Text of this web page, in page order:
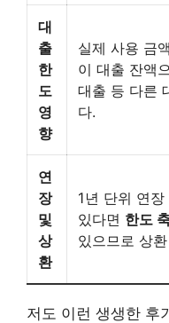
대
출
한
도
영
향
실제 사용 금
이 대출 잔액
대출 등 다른
다.
연
장
및
상
환
1년 단위 연
있다면 한도
있으므로 상
저도 이런 생생한 후